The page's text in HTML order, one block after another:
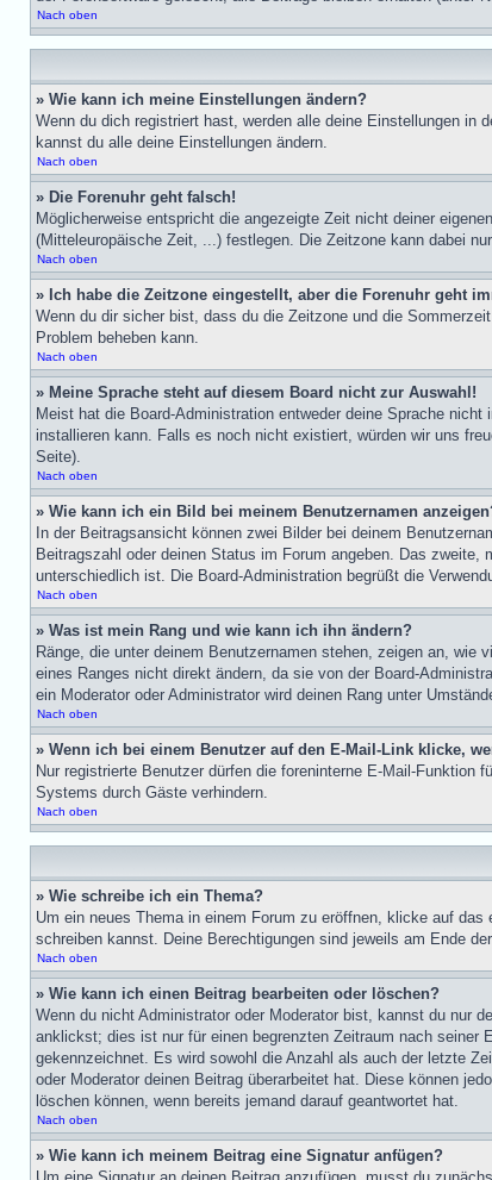
Nach oben
» Wie kann ich meine Einstellungen ändern?
Wenn du dich registriert hast, werden alle deine Einstellungen in
kannst du alle deine Einstellungen ändern.
Nach oben
» Die Forenuhr geht falsch!
Möglicherweise entspricht die angezeigte Zeit nicht deiner
(Mitteleuropäische Zeit, ...) festlegen. Die Zeitzone kann dabei
Nach oben
» Ich habe die Zeitzone eingestellt, aber die Forenuhr geht
Wenn du dir sicher bist, dass du die Zeitzone und die
Problem beheben kann.
Nach oben
» Meine Sprache steht auf diesem Board nicht zur Auswahl!
Meist hat die Board-Administration entweder deine Sprache
installieren kann. Falls es noch nicht existiert, würden wir uns
Seite).
Nach oben
» Wie kann ich ein Bild bei meinem Benutzernamen
In der Beitragsansicht können zwei Bilder bei deinem
Beitragszahl oder deinen Status im Forum angeben. Das
unterschiedlich ist. Die Board-Administration begrüßt die
Nach oben
» Was ist mein Rang und wie kann ich ihn ändern?
Ränge, die unter deinem Benutzernamen stehen, zeigen an,
eines Ranges nicht direkt ändern, da sie von der Board-
ein Moderator oder Administrator wird deinen Rang unter
Nach oben
» Wenn ich bei einem Benutzer auf den E-Mail-Link klicke,
Nur registrierte Benutzer dürfen die foreninterne E-Mail-
Systems durch Gäste verhindern.
Nach oben
» Wie schreibe ich ein Thema?
Um ein neues Thema in einem Forum zu eröffnen, klicke auf
schreiben kannst. Deine Berechtigungen sind jeweils am Ende
Nach oben
» Wie kann ich einen Beitrag bearbeiten oder löschen?
Wenn du nicht Administrator oder Moderator bist, kannst du nur
anklickst; dies ist nur für einen begrenzten Zeitraum nach seiner
gekennzeichnet. Es wird sowohl die Anzahl als auch der letzte
oder Moderator deinen Beitrag überarbeitet hat. Diese können
löschen können, wenn bereits jemand darauf geantwortet hat.
Nach oben
» Wie kann ich meinem Beitrag eine Signatur anfügen?